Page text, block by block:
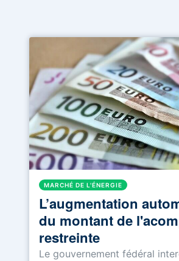
MARCHÉ DE L'ÉNERGIE
L’augmentation
du montant de
restreinte
Le gouvernement fédéral